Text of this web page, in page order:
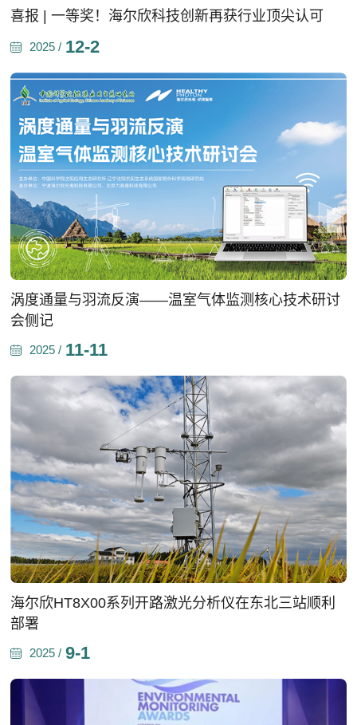
喜报 | 一等奖！海尔欣科技创新再获行业顶尖认可
2025 / 12-2
涡度通量与羽流反演——温室气体监测核心技术研讨
会侧记
2025 / 11-11
海尔欣HT8X00系列开路激光分析仪在东北三站顺利
部署
2025 / 9-1